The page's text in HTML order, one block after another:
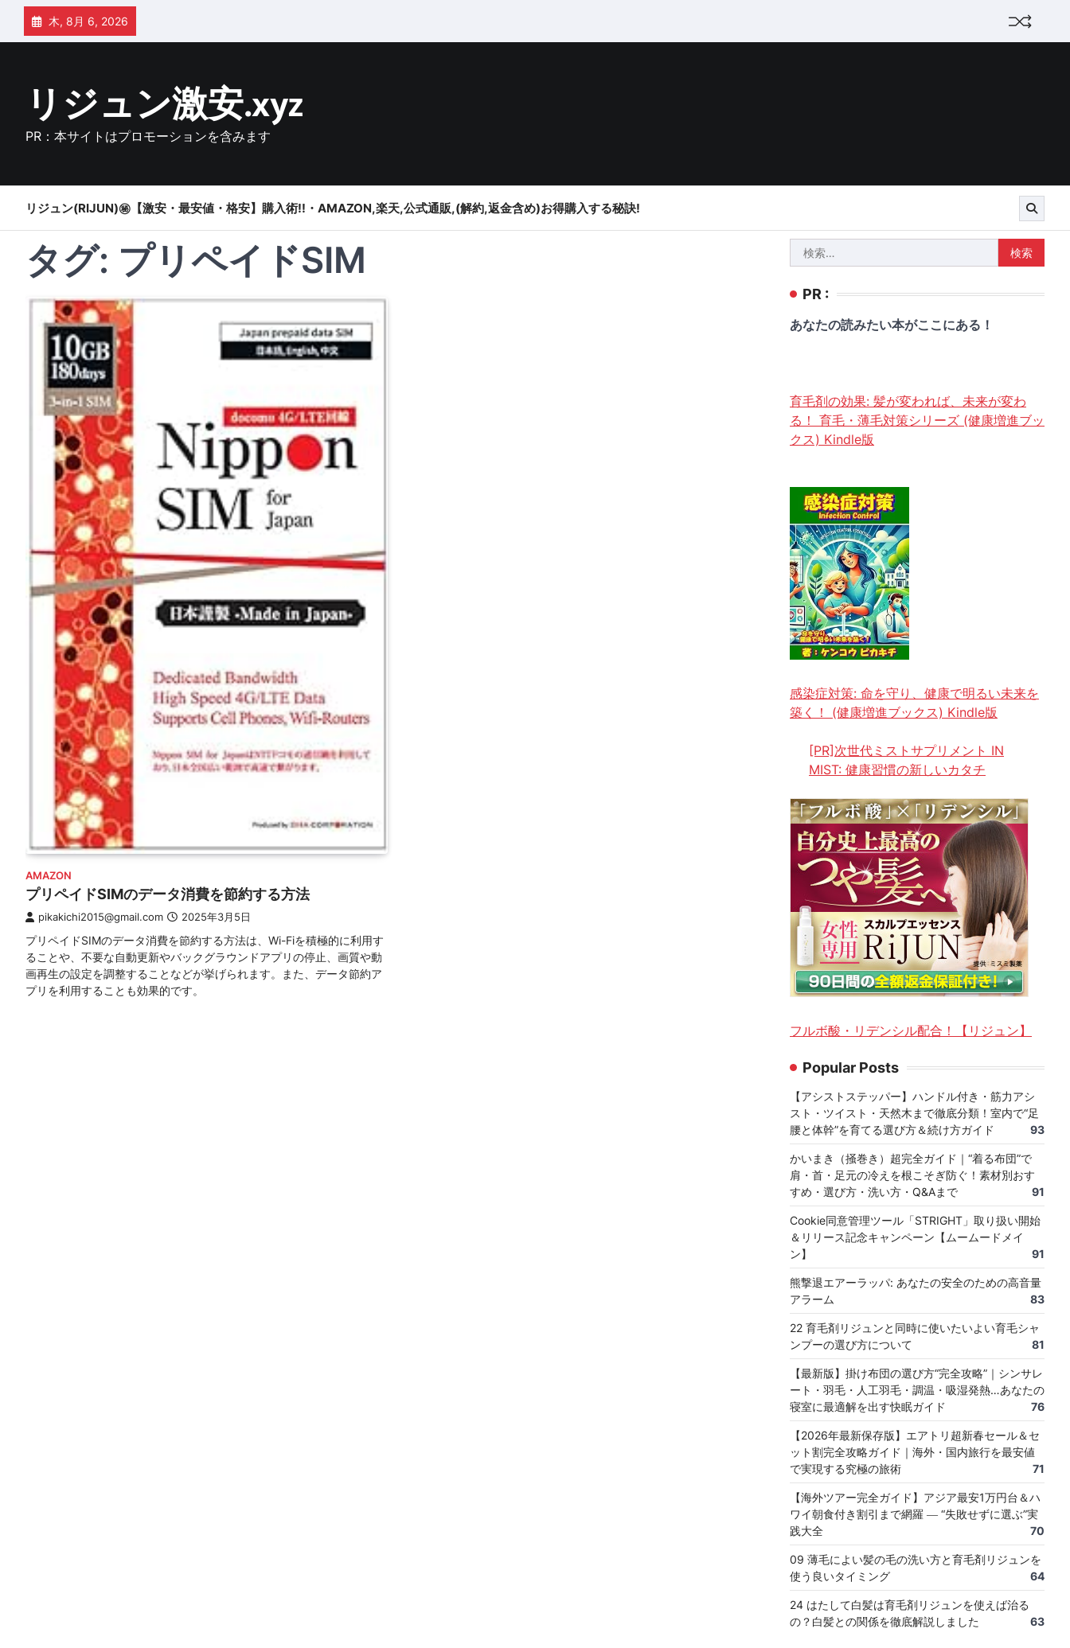
Skip
content
木, 8月 6, 2026
リジュン激安.xyz
PR：本サイトはプロモーションを含みます
リジュン(RIJUN)㊙【激安・最安値・格安】購入術!!・AMAZON,楽天,公式通販,(解約,返金含め)お得購入する秘訣!
タグ: プリペイドSIM
AMAZON
プリペイドSIMのデータ消費を節約する方法
pikakichi2015@gmail.com 2025年3月5日
プリペイドSIMのデータ消費を節約する方法は、Wi-Fiを積極的に利用す
ることや、不要な自動更新やバックグラウンドアプリの停止、画質や動
画再生の設定を調整することなどが挙げられます。また、データ節約ア
プリを利用することも効果的です。
索:
PR :
あなたの読みたい本がここにある！
育毛剤の効果: 髪が変われば、未来が変わ
る！ 育毛・薄毛対策シリーズ (健康増進ブッ
クス) Kindle版
感染症対策: 命を守り、健康で明るい未来を
築く！ (健康増進ブックス) Kindle版
[PR]次世代ミストサプリメント IN
MIST: 健康習慣の新しいカタチ
フルボ酸・リデンシル配合！【リジュン】
Popular Posts
【アシストステッパー】ハンドル付き・筋力アシ
スト・ツイスト・天然木まで徹底分類！室内で“足
腰と体幹”を育てる選び方＆続け方ガイド
93
かいまき（掻巻き）超完全ガイド｜“着る布団”で
肩・首・足元の冷えを根こそぎ防ぐ！素材別おす
すめ・選び方・洗い方・Q&Aまで
91
Cookie同意管理ツール「STRIGHT」取り扱い開始
＆リリース記念キャンペーン【ムームードメイ
ン】
91
熊撃退エアーラッパ: あなたの安全のための高音量
アラーム
83
22 育毛剤リジュンと同時に使いたいよい育毛シャ
ンプーの選び方について
81
【最新版】掛け布団の選び方“完全攻略”｜シンサレ
ート・羽毛・人工羽毛・調温・吸湿発熱…あなたの
寝室に最適解を出す快眠ガイド
76
【2026年最新保存版】エアトリ超新春セール＆セ
ット割完全攻略ガイド｜海外・国内旅行を最安値
で実現する究極の旅術
71
【海外ツアー完全ガイド】アジア最安1万円台＆ハ
ワイ朝食付き割引まで網羅 ― “失敗せずに選ぶ”実
践大全
70
09 薄毛によい髪の毛の洗い方と育毛剤リジュンを
使う良いタイミング
64
24 はたして白髪は育毛剤リジュンを使えば治る
の？白髪との関係を徹底解説しました
63